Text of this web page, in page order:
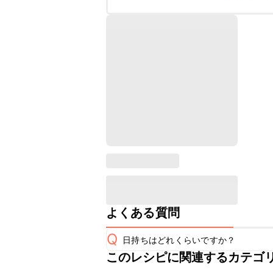
よくある質問
Q 日持ちはどれくらいですか？
こちらのレシピは出来たてをお召し
このレシピに関連するカテゴ